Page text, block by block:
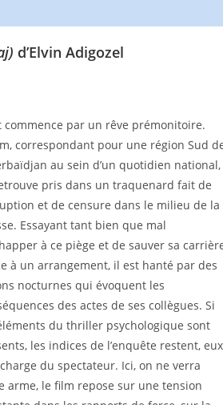
d’Elvin Adigozel
commence par un rêve prémonitoire.
correspondant pour une région Sud
au sein d’un quotidien national,
pris dans un traquenard fait de
et de censure dans le milieu de la
Essayant tant bien que mal
à ce piège et de sauver sa
à un arrangement, il est hanté par des
nocturnes qui évoquent les
des actes de ses collègues. Si
du thriller psychologique sont
les indices de l’enquête restent,
du spectateur. Ici, on ne verra
arme, le film repose sur une tension